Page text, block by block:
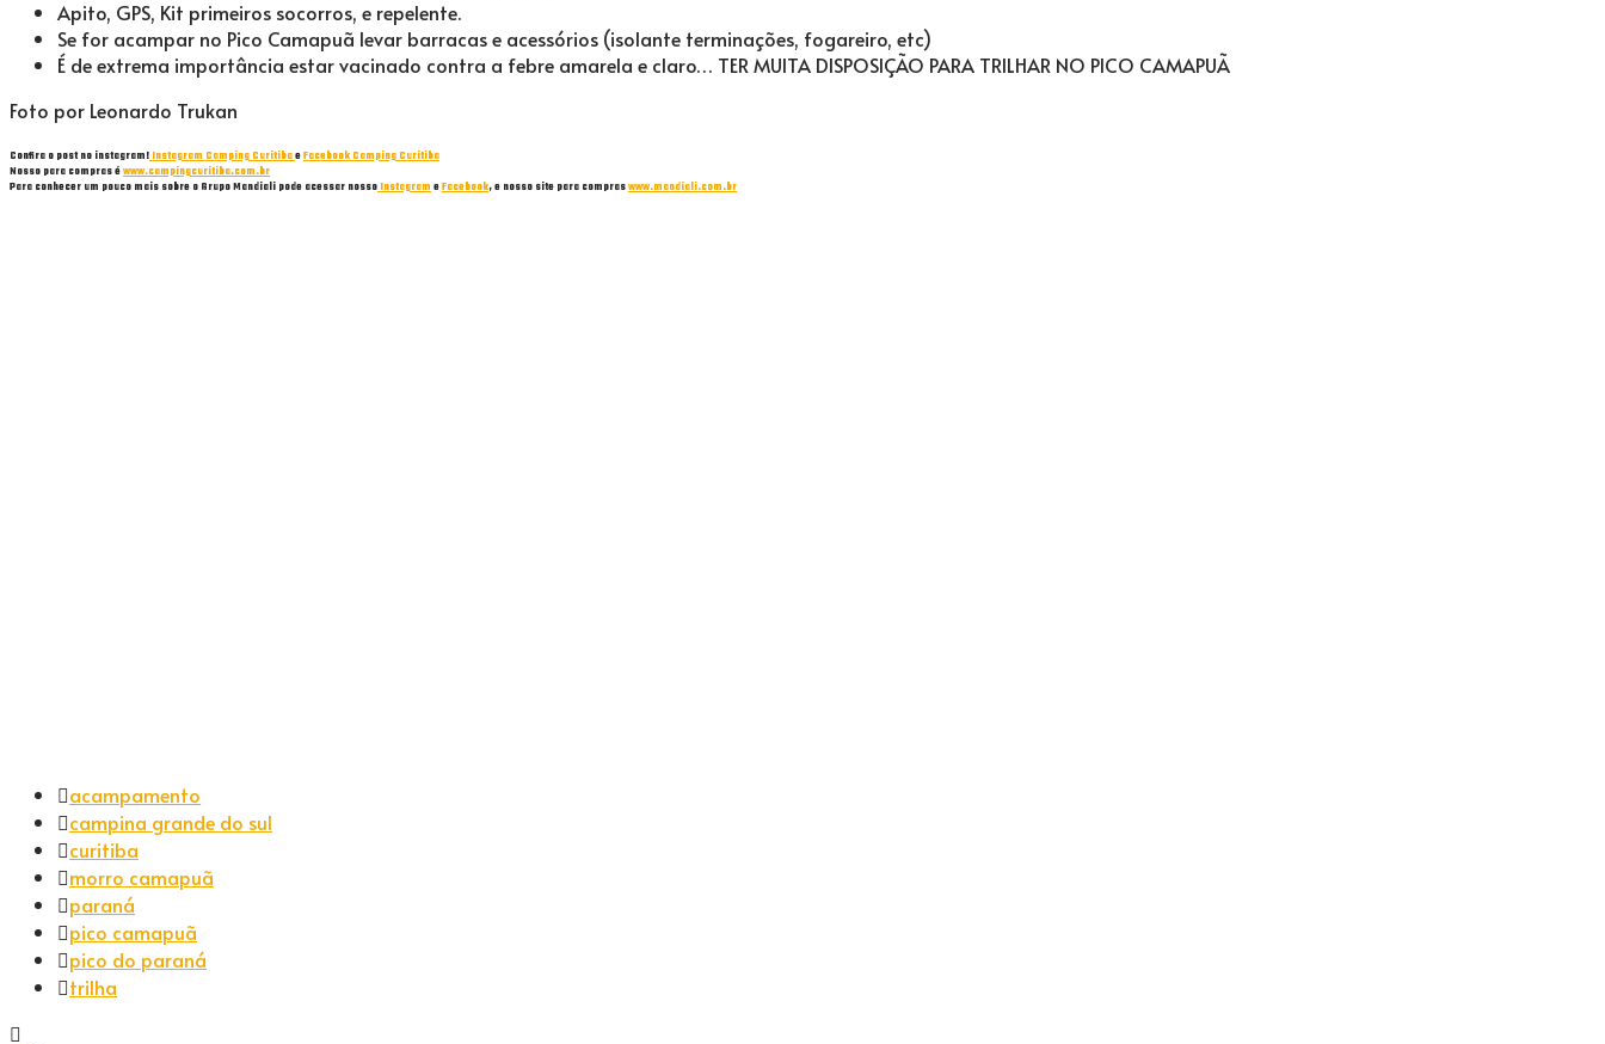
Apito, GPS, Kit primeiros socorros, e repelente.
Se for acampar no Pico Camapuã levar barracas e acessórios (isolante terminações, fogareiro, etc)
É de extrema importância estar vacinado contra a febre amarela e claro… TER MUITA DISPOSIÇÃO PARA TRILHAR NO PICO CAMAPUÃ
Foto por Leonardo Trukan
Confira o post no instagram! Instagram Camping CuritibaeFacebook Camping Curitiba
Nosso para compras éwww.campingcuritiba.com.br
Para conhecer um pouco mais sobre o Grupo Mandiali pode acessar nosso Instagram eFacebook, e nosso site para compraswww.mandiali.com.br
acampamento
campina grande do sul
curitiba
morro camapuã
paraná
pico camapuã
pico do paraná
trilha